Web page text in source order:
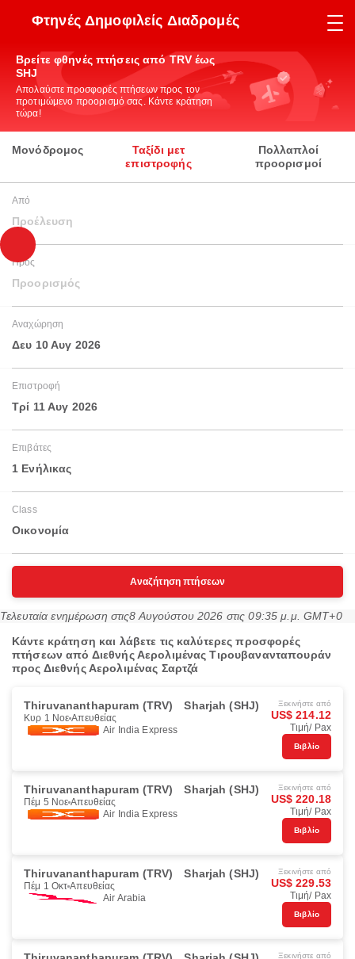
Φτηνές Δημοφιλείς Διαδρομές
Βρείτε φθηνές πτήσεις από TRV έως
SHJ
Απολαύστε προσφορές πτήσεων προς τον
προτιμώμενο προορισμό σας. Κάντε κράτηση
τώρα!
Μονόδρομος
Ταξίδι μετ
επιστροφής
Πολλαπλοί
προορισμοί
Από
Προέλευση
Προς
Προορισμός
Αναχώρηση
Δευ 10 Αυγ 2026
Επιστροφή
Τρί 11 Αυγ 2026
Επιβάτες
1 Ενήλικας
Class
Οικονομία
Αναζήτηση πτήσεων
Τελευταία ενημέρωση στις8 Αυγούστου 2026 στις 09:35 μ.μ. GMT+0
Κάντε κράτηση και λάβετε τις καλύτερες προσφορές
πτήσεων από Διεθνής Αερολιμένας Τιρουβανανταπουράν
προς Διεθνής Αερολιμένας Σαρτζά
Thiruvananthapuram (TRV) Sharjah (SHJ)
Κυρ 1 Νοε Απευθείας
Air India Express
Ξεκινήστε από
US$ 214.12
Τιμή/ Pax
Βιβλίο
Thiruvananthapuram (TRV) Sharjah (SHJ)
Πέμ 5 Νοε Απευθείας
Air India Express
Ξεκινήστε από
US$ 220.18
Τιμή/ Pax
Βιβλίο
Thiruvananthapuram (TRV) Sharjah (SHJ)
Πέμ 1 Οκτ Απευθείας
Air Arabia
Ξεκινήστε από
US$ 229.53
Τιμή/ Pax
Βιβλίο
Ξεκινήστε από